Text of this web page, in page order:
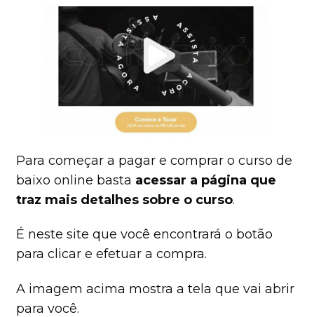
Para começar a pagar e comprar o curso de
baixo online basta acessar a página que
traz mais detalhes sobre o curso.
É neste site que você encontrará o botão
para clicar e efetuar a compra.
A imagem acima mostra a tela que vai abrir
para você.